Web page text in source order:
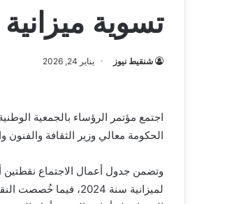
تسوية ميزانية 2024 وبرنامج
شنقيط نيوز يناير 24, 2026
اجتمع مؤتمر الرؤساء بالجمعية
الحكومة معالي وزير الثقافة
وتضمن جدول أعمال الاجتماع نقطتين
لميزانية سنة 2024،